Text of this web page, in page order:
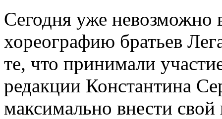
Сегодня уже невозможно
хореографию братьев
те, что принимали
редакции Константина
максимально внести